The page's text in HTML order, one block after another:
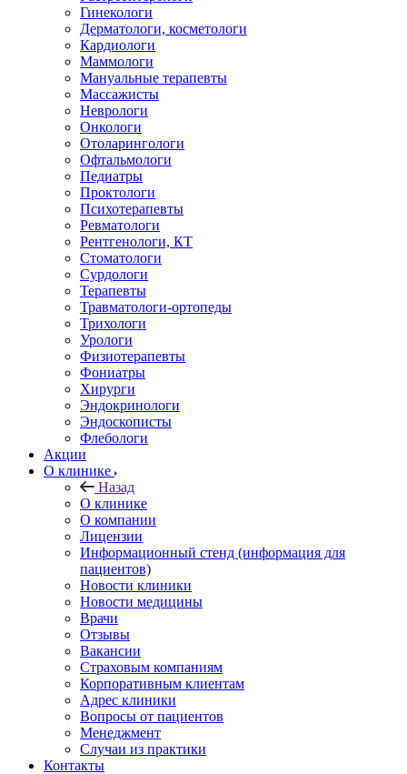
Гинекологи
Дерматологи, косметологи
Кардиологи
Маммологи
Мануальные терапевты
Массажисты
Неврологи
Онкологи
Отоларингологи
Офтальмологи
Педиатры
Проктологи
Психотерапевты
Ревматологи
Рентгенологи, КТ
Стоматологи
Сурдологи
Терапевты
Травматологи-ортопеды
Трихологи
Урологи
Физиотерапевты
Фониатры
Хирурги
Эндокринологи
Эндоскописты
Флебологи
Акции
О клинике
Назад
О клинике
О компании
Лицензии
Информационный стенд (информация для
пациентов)
Новости клиники
Новости медицины
Врачи
Отзывы
Вакансии
Страховым компаниям
Корпоративным клиентам
Адрес клиники
Вопросы от пациентов
Менеджмент
Случаи из практики
Контакты